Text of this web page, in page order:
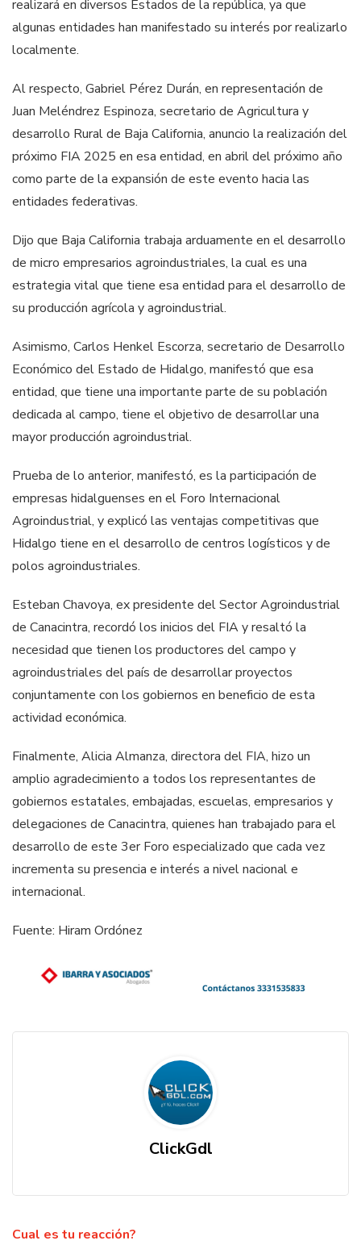
realizará en diversos Estados de la república, ya que
algunas entidades han manifestado su interés por realizarlo
localmente.
Al respecto, Gabriel Pérez Durán, en representación de
Juan Meléndrez Espinoza, secretario de Agricultura y
desarrollo Rural de Baja California, anuncio la realización del
próximo FIA 2025 en esa entidad, en abril del próximo año
como parte de la expansión de este evento hacia las
entidades federativas.
Dijo que Baja California trabaja arduamente en el desarrollo
de micro empresarios agroindustriales, la cual es una
estrategia vital que tiene esa entidad para el desarrollo de
su producción agrícola y agroindustrial.
Asimismo, Carlos Henkel Escorza, secretario de Desarrollo
Económico del Estado de Hidalgo, manifestó que esa
entidad, que tiene una importante parte de su población
dedicada al campo, tiene el objetivo de desarrollar una
mayor producción agroindustrial.
Prueba de lo anterior, manifestó, es la participación de
empresas hidalguenses en el Foro Internacional
Agroindustrial, y explicó las ventajas competitivas que
Hidalgo tiene en el desarrollo de centros logísticos y de
polos agroindustriales.
Esteban Chavoya, ex presidente del Sector Agroindustrial
de Canacintra, recordó los inicios del FIA y resaltó la
necesidad que tienen los productores del campo y
agroindustriales del país de desarrollar proyectos
conjuntamente con los gobiernos en beneficio de esta
actividad económica.
Finalmente, Alicia Almanza, directora del FIA, hizo un
amplio agradecimiento a todos los representantes de
gobiernos estatales, embajadas, escuelas, empresarios y
delegaciones de Canacintra, quienes han trabajado para el
desarrollo de este 3er Foro especializado que cada vez
incrementa su presencia e interés a nivel nacional e
internacional.
Fuente: Hiram Ordónez
ClickGdl
Cual es tu reacción?